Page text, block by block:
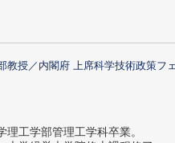
教授／内閣府 上席科学技術政策フ
工学部管理工学科卒業。